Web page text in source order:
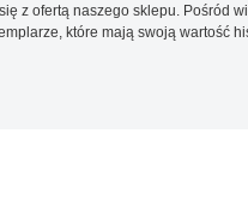
z ofertą naszego sklepu. Pośród
które mają swoją wartość